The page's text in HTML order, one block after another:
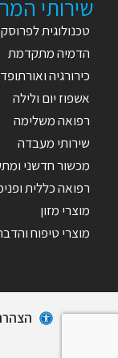
שירותי
טכנולוגית
הדמיה מתקדמת
כירורגיה
אשפוז יום ולילה
רפואה משלימה
שירותי מעבדה
מכשור חדשני
רפואה כללית
מוצרי מזון
מוצרי טיפוח